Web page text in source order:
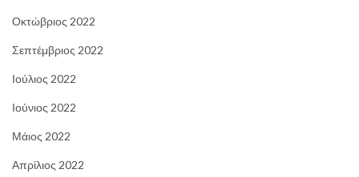
Οκτώβριος 2022
Σεπτέμβριος 2022
Ιούλιος 2022
Ιούνιος 2022
Μάιος 2022
Απρίλιος 2022